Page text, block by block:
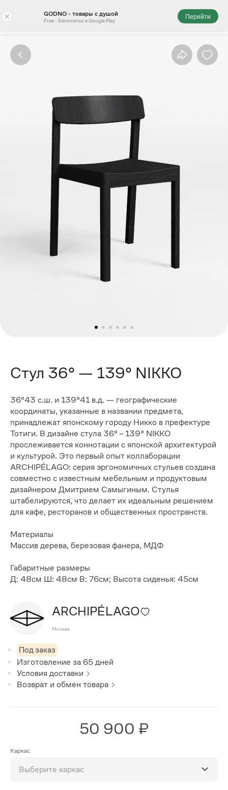
× GODNO - товары с душой
Free - Бесплатно в Google Play
Перейти
Стул 36° — 139° NIKKO
36°43 с.ш. и 139°41 в.д. — географические
координаты, указанные в названии предмета,
принадлежат японскому городу Никко в префектуре
Тотиги. В дизайне стула 36° – 139° NIKKO
прослеживается коннотации с японской архитектурой
и культурой. Это первый опыт коллаборации
ARCHIPÉLAGO: серия эргономичных стульев создана
совместно с известным мебельным и продуктовым
дизайнером Дмитрием Самыгиным. Стулья
штабелируются, что делает их идеальным решением
для кафе, ресторанов и общественных пространств.
Материалы
Массив дерева, березовая фанера, МДФ
Габаритные размеры
Д: 48см Ш: 48см В: 76см; Высота сиденья: 45см
ARCHIPÉLAGO
Москва
Под заказ
Изготовление за 65 дней
Условия доставки
Возврат и обмен товара
50 900 ₽
Каркас
Выберите каркас